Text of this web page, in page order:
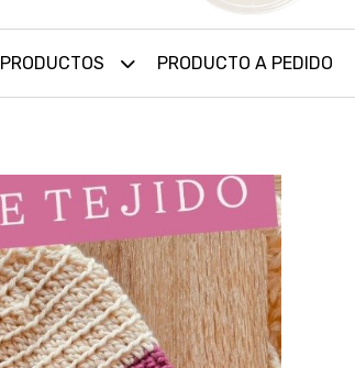
PRODUCTOS PRODUCTO A PEDIDO